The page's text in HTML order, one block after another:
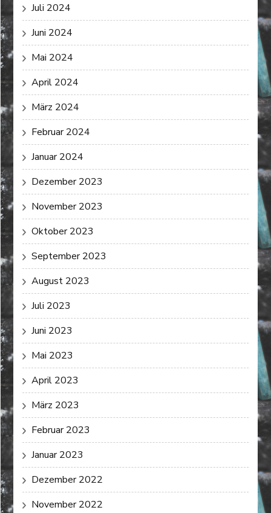
Juli 2024
Juni 2024
Mai 2024
April 2024
März 2024
Februar 2024
Januar 2024
Dezember 2023
November 2023
Oktober 2023
September 2023
August 2023
Juli 2023
Juni 2023
Mai 2023
April 2023
März 2023
Februar 2023
Januar 2023
Dezember 2022
November 2022